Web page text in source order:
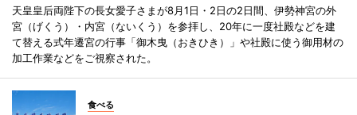
天皇皇后両陛下の長女愛子さまが8月1日・2日の2日間、伊勢神宮の外
宮（げくう）・内宮（ないくう）を参拝し、20年に一度社殿などを建
て替える式年遷宮の行事「御木曳（おきひき）」や社殿に使う御用材の
加工作業などをご視察された。
食べる